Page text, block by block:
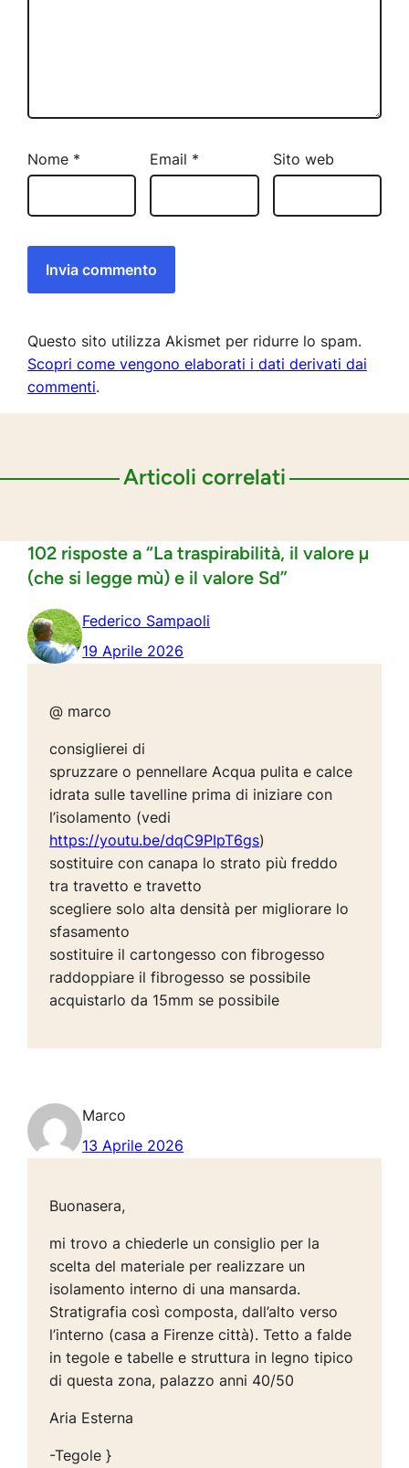
Nome * Email * Sito web
Questo sito utilizza Akismet per ridurre lo spam.
Scopri come vengono elaborati i dati derivati dai
commenti.
Articoli correlati
102 risposte a “La traspirabilità, il valore µ
(che si legge mù) e il valore Sd”
Federico Sampaoli
19 Aprile 2026
@ marco
consiglierei di
spruzzare o pennellare Acqua pulita e calce
idrata sulle tavelline prima di iniziare con
l’isolamento (vedi
https://youtu.be/dqC9PIpT6gs)
sostituire con canapa lo strato più freddo
tra travetto e travetto
scegliere solo alta densità per migliorare lo
sfasamento
sostituire il cartongesso con fibrogesso
raddoppiare il fibrogesso se possibile
acquistarlo da 15mm se possibile
Marco
13 Aprile 2026
Buonasera,
mi trovo a chiederle un consiglio per la
scelta del materiale per realizzare un
isolamento interno di una mansarda.
Stratigrafia così composta, dall’alto verso
l’interno (casa a Firenze città). Tetto a falde
in tegole e tabelle e struttura in legno tipico
di questa zona, palazzo anni 40/50
Aria Esterna
-Tegole }